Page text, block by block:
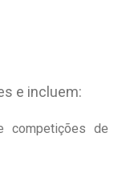
e incluem:
competições de